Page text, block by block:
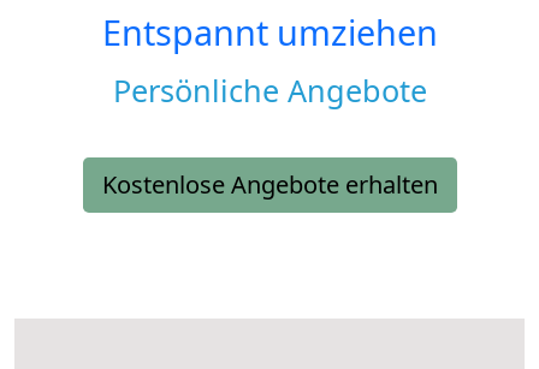
Entspannt umziehen
Persönliche Angebote
Kostenlose Angebote erhalten